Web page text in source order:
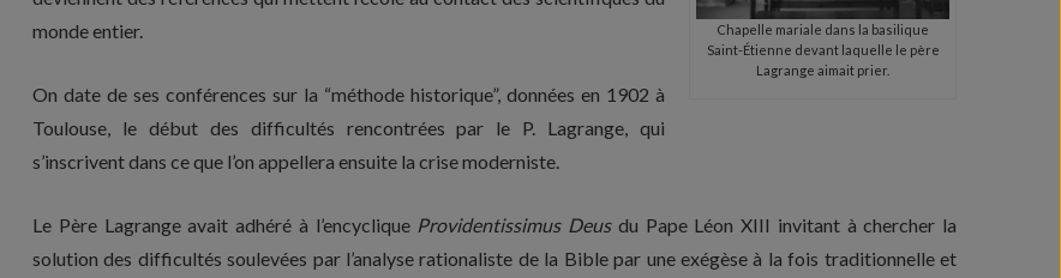
Chapelle mariale dans la basilique
Saint-Étienne devant laquelle le père
Lagrange aimait prier.
monde entier.
On date de ses conférences sur la “méthode historique”, données en 1902 à
Toulouse, le début des difficultés rencontrées par le P. Lagrange, qui
s’inscrivent dans ce que l’on appellera ensuite la crise moderniste.
Le Père Lagrange avait adhéré à l’encyclique Providentissimus Deus du Pape Léon XIII invitant à chercher la
solution des difficultés soulevées par l’analyse rationaliste de la Bible par une exégèse à la fois traditionnelle et